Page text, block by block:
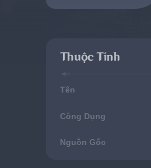
Thuộc Tính
Tên
Công Dụng
Nguồn Gốc